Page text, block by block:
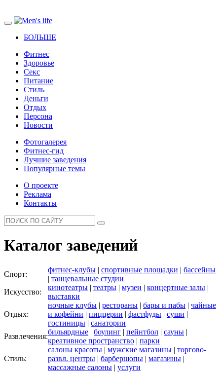
БОЛЬШЕ
Фитнес
Здоровье
Секс
Питание
Стиль
Деньги
Отдых
Персона
Новости
Фотогалерея
Фитнес-гид
Лучшие заведения
Популярные темы
О проекте
Реклама
Контакты
Каталог заведений
Спорт:
фитнес-клубы | спортивные площадки | бассейны
| танцевальные студии
Искусство:
кинотеатры | театры | музеи | концертные залы |
выставки
Отдых:
ночные клубы | рестораны | бары и пабы | чайные
и кофейни | пиццерии | фастфуды | суши |
гостиницы | санатории
Развлечения:
бильярдные | боулинг | пейнтбол | сауны |
креативное пространство | парки
Стиль:
салоны красоты | мужские магазины | торгово-
развл. центры | барбершопы | магазины |
массажные салоны | услуги